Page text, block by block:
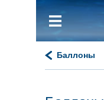
Баллоны